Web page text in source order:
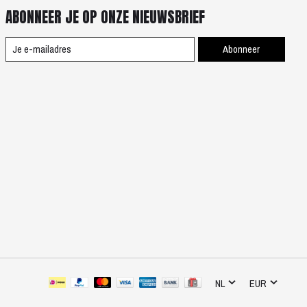
ABONNEER JE OP ONZE NIEUWSBRIEF
Abonneer
NL EUR